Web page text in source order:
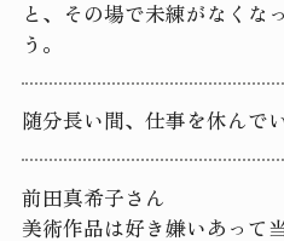
と、その場で未練がなくな
う。
随分長い間、仕事を休んでい
前田真希子さん
美術作品は好き嫌いあって